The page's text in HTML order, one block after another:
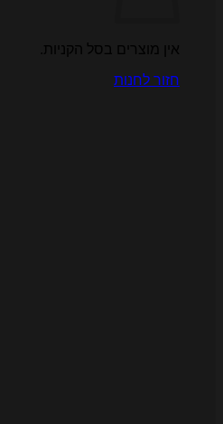
אין מוצרים בסל הקניות.
חזור לחנות